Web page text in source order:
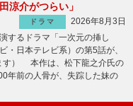
涼介がつらい」
ドラマ
2026年8月3日
するドラマ「一次元の挿し
・日本テレビ系）の第5話が、
す） 本作は、松下龍之介氏の
年前の人骨が、失踪した妹の